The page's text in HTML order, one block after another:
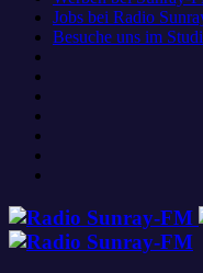
Jobs bei Radio
Besuche uns im